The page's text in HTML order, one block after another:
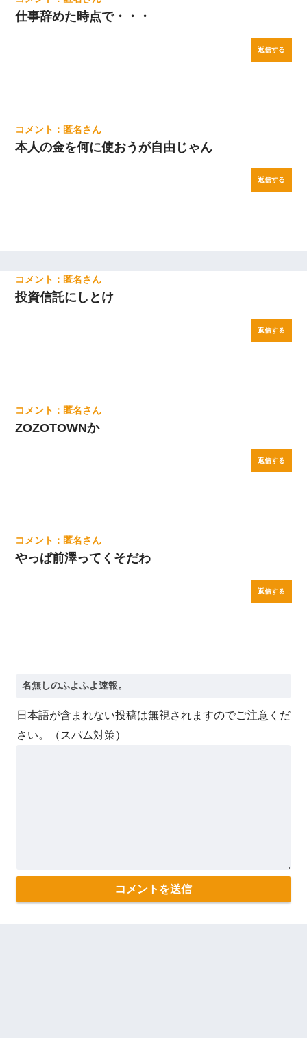
仕事辞めた時点で・・・
返信する
匿名
本人の金を何に使おうが自由じゃん
返信する
匿名
投資信託にしとけ
返信する
匿名
ZOZOTOWNか
返信する
匿名
やっぱ前澤ってくそだわ
返信する
日本語が含まれない投稿は無視されますのでご注意くだ
さい。（スパム対策）